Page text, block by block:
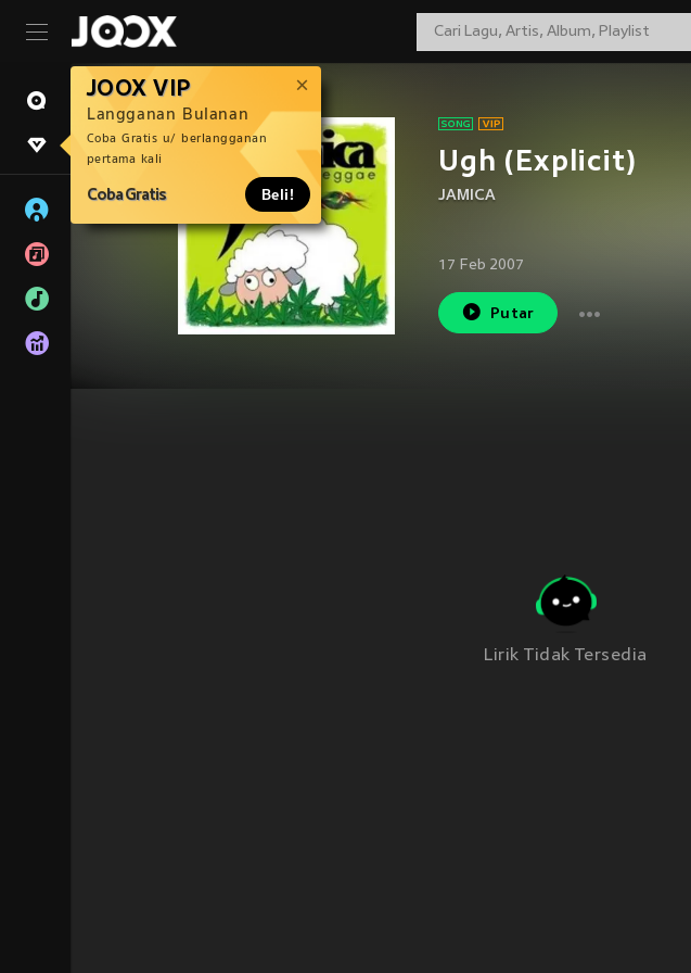
JOOX VIP
Langganan Bulanan
Coba Gratis u/ berlangganan
pertama kali
Coba Gratis Beli!
Ugh (Explicit)
JAMICA
17 Feb 2007
Putar
Lirik Tidak Tersedia